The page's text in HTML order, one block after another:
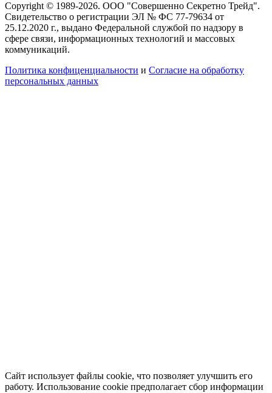
Copyright © 1989-2026. ООО "Совершенно Секретно Трейд".
Свидетельство о регистрации ЭЛ № ФС 77-79634 от
25.12.2020 г., выдано Федеральной службой по надзору в
сфере связи, информационных технологий и массовых
коммуникаций.
Политика конфиценциальности и Согласие на обработку
персональных данных
Сайт использует файлы cookie, что позволяет улучшить его
работу. Использование cookie предполагает сбор информации